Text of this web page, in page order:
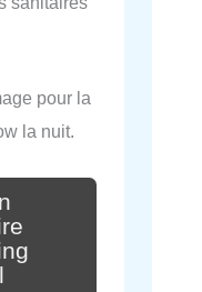
pour la
la nuit.